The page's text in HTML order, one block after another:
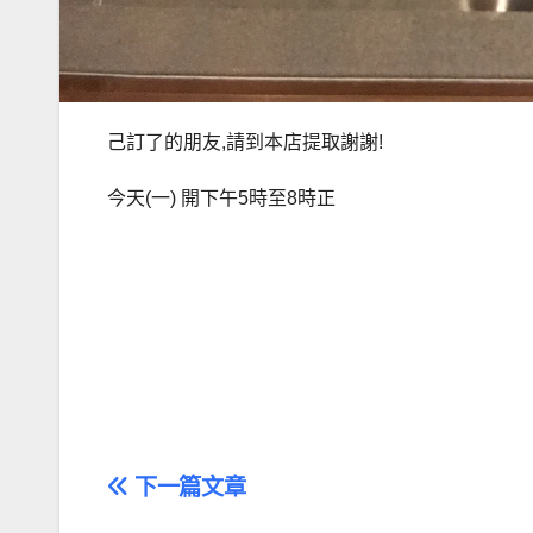
己訂了的朋友,請到本店提取謝謝!
今天(一) 開下午5時至8時正
文 下一篇文章